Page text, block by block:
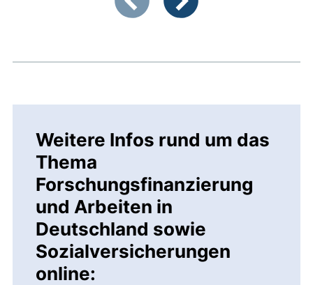
Weitere Infos rund um das
Thema
Forschungsfinanzierung
und Arbeiten in
Deutschland sowie
Sozialversicherungen
online: